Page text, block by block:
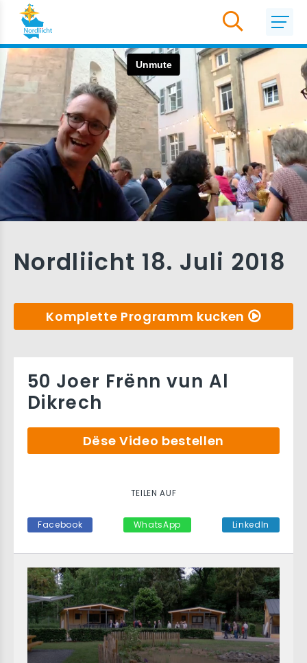
Nordliicht 18. Juli 2018
Komplette Programm kucken
50 Joer Frënn vun Al
Dikrech
Dëse Video bestellen
TEILEN AUF
Facebook WhatsApp LinkedIn